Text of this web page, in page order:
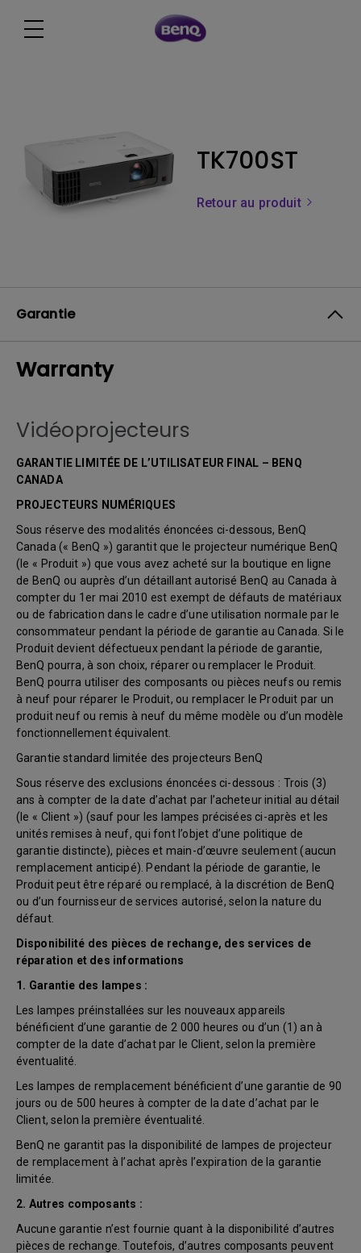
TK700ST
Retour au produit
Garantie
Warranty
Vidéoprojecteurs
GARANTIE LIMITÉE DE L’UTILISATEUR FINAL – BENQ
CANADA
PROJECTEURS NUMÉRIQUES
Sous réserve des modalités énoncées ci-dessous, BenQ
Canada (« BenQ ») garantit que le projecteur numérique BenQ
(le « Produit ») que vous avez acheté sur la boutique en ligne
de BenQ ou auprès d’un détaillant autorisé BenQ au Canada à
compter du 1er mai 2010 est exempt de défauts de matériaux
ou de fabrication dans le cadre d’une utilisation normale par le
consommateur pendant la période de garantie au Canada. Si le
Produit devient défectueux pendant la période de garantie,
BenQ pourra, à son choix, réparer ou remplacer le Produit.
BenQ pourra utiliser des composants ou pièces neufs ou remis
à neuf pour réparer le Produit, ou remplacer le Produit par un
produit neuf ou remis à neuf du même modèle ou d’un modèle
fonctionnellement équivalent.
Garantie standard limitée des projecteurs BenQ
Sous réserve des exclusions énoncées ci-dessous : Trois (3)
ans à compter de la date d’achat par l’acheteur initial au détail
(le « Client ») (sauf pour les lampes précisées ci-après et les
unités remises à neuf, qui font l’objet d’une politique de
garantie distincte), pièces et main-d’œuvre seulement (aucun
remplacement anticipé). Pendant la période de garantie, le
Produit peut être réparé ou remplacé, à la discrétion de BenQ
ou d’un fournisseur de services autorisé, selon la nature du
défaut.
Disponibilité des pièces de rechange, des services de
réparation et des informations
1. Garantie des lampes :
Les lampes préinstallées sur les nouveaux appareils
bénéficient d’une garantie de 2 000 heures ou d’un (1) an à
compter de la date d’achat par le Client, selon la première
éventualité.
Les lampes de remplacement bénéficient d’une garantie de 90
jours ou de 500 heures à compter de la date d’achat par le
Client, selon la première éventualité.
BenQ ne garantit pas la disponibilité de lampes de projecteur
de remplacement à l’achat après l’expiration de la garantie
limitée.
2. Autres composants :
Aucune garantie n’est fournie quant à la disponibilité d’autres
pièces de rechange. Toutefois, d’autres composants peuvent